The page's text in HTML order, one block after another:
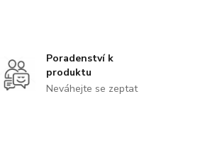
Poradenství k
produktu
Neváhejte se zeptat